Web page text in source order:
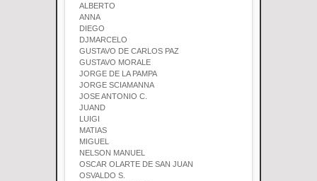
ALBERTO
ANNA
DIEGO
DJMARCELO
GUSTAVO DE CARLOS PAZ
GUSTAVO MORALE
JORGE DE LA PAMPA
JORGE SCIAMANNA
JOSE ANTONIO C.
JUAND
LUIGI
MATIAS
MIGUEL
NELSON MANUEL
OSCAR OLARTE DE SAN JUAN
OSVALDO S.